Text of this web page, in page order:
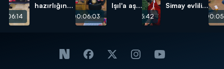
hazırlığında
00:06:03
Işıl'a aşık
00:05:42
Simay evlilik